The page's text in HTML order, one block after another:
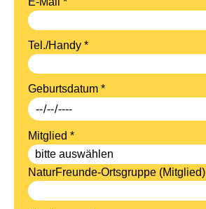
Tel./Handy *
Geburtsdatum *
Mitglied *
NaturFreunde-Ortsgruppe (Mitglied)